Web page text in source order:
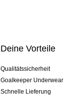
Deine Vorteile
Qualitätssicherheit
Goalkeeper Underwear
Schnelle Lieferung